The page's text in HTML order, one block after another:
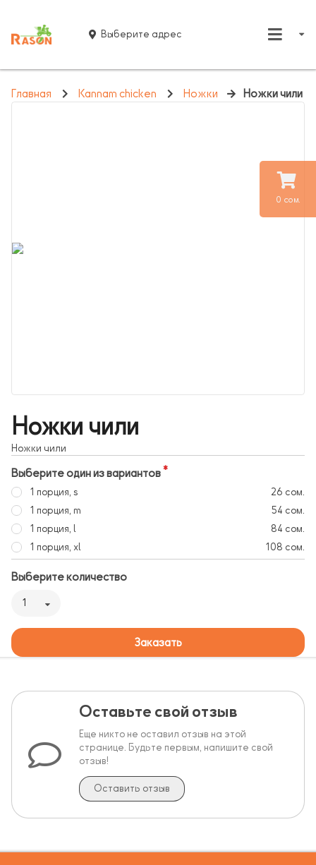
0 сом.
Выберите адрес
Главная Kannam chicken Ножки Ножки чили
Ножки чили
Ножки чили
Выберите один из вариантов
1 порция, s
26 сом.
1 порция, m
54 сом.
1 порция, l
84 сом.
1 порция, xl
108 сом.
Выберите количество
1
Заказать
Оставьте свой отзыв
Еще никто не оставил отзыв на этой
странице. Будьте первым, напишите свой
отзыв!
Оставить отзыв